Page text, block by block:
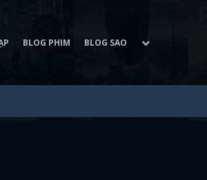
BLOG PHIM BLOG SAO